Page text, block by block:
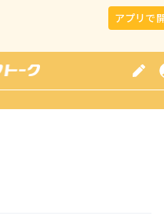
アプリで